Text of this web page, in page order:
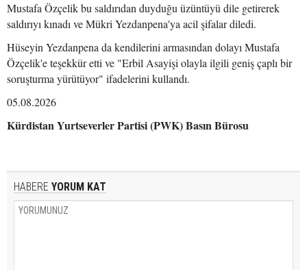
Mustafa Özçelik bu saldırıdan duyduğu üzüntüyü dile getirerek
saldırıyı kınadı ve Mükri Yezdanpena'ya acil şifalar diledi.
Hüseyin Yezdanpena da kendilerini armasından dolayı Mustafa
Özçelik'e teşekkür etti ve "Erbil Asayişi olayla ilgili geniş çaplı bir
soruşturma yürütüyor" ifadelerini kullandı.
05.08.2026
Kürdistan Yurtseverler Partisi (PWK) Basın Bürosu
HABERE YORUM KAT